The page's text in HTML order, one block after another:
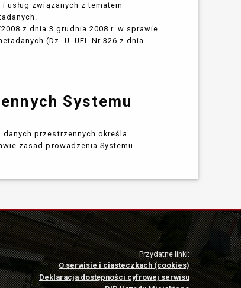
związanych z tematem
z dnia 3 grudnia 2008 r. w sprawie
(Dz. U. UEL Nr 326 z dnia
Systemu
przestrzennych określa
zasad prowadzenia Systemu
Przydatne linki:
O serwisie i ciasteczkach (cookies)
Deklaracja dostępności cyfrowej serwisu